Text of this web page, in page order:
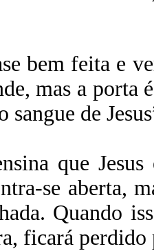
bem feita e
mas a porta
sangue de
que
se aberta,
Quando
ficará perdido